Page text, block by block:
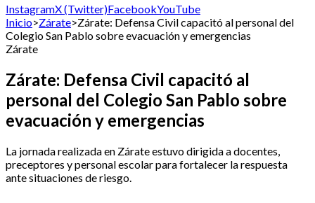
InstagramX (Twitter)FacebookYouTube
Inicio>Zárate>Zárate: Defensa Civil capacitó al personal del
Colegio San Pablo sobre evacuación y emergencias
Zárate
Zárate: Defensa Civil capacitó al
personal del Colegio San Pablo sobre
evacuación y emergencias
La jornada realizada en Zárate estuvo dirigida a docentes,
preceptores y personal escolar para fortalecer la respuesta
ante situaciones de riesgo.